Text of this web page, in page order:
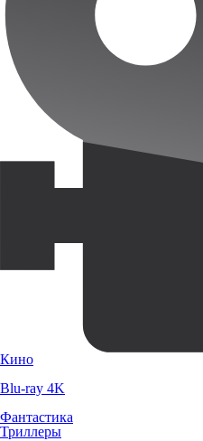
Кино
Blu-ray 4K
Фантастика
Триллеры